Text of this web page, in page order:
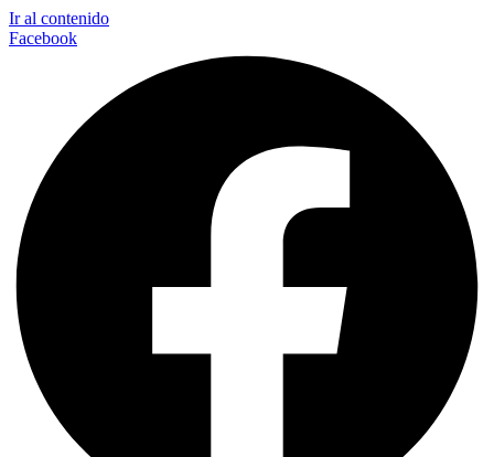
Ir al contenido
Facebook